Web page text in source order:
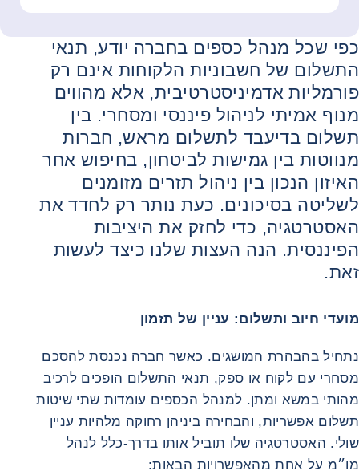
כפי שכל מנהל כספים בחברה יודע, תנאי
התשלום של חשבוניות הלקוחות אינם רק
פורמליות אדמיניסטרטיבית, אלא מהווים
מנוף אמיתי לניהול פיננסי ומסחרי. בין
תשלום בדיעבד לתשלום מראש, חברות
מנווטות בין גמישות לביטחון, בחיפוש אחר
האיזון הנכון בין ניהול תזרים מזומנים
לשליטה בסיכונים. כעת נותר רק לחדד את
האסטרטגיה, כדי לחזק את היציבות
הפיננסית. הנה העצות שלנו כיצד לעשות
זאת.
מועדי חיוב ותשלום: עניין של תזמון
נתחיל בהבהרת המושגים. כאשר חברה נכנסת להסכם
מסחרי עם לקוח או ספק, תנאי התשלום הופכים לרכיב
מהותי במשא ומתן. למנהל הכספים עומדות שתי שיטות
תשלום אפשריות, והבחירה ביניהן רחוקה מלהיות עניין
שולי. האסטרטגיה שלו תוביל אותו בדרך‑כלל לנהל
מו״מ על אחת מהאפשרויות הבאות: